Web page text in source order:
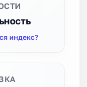
индекс?